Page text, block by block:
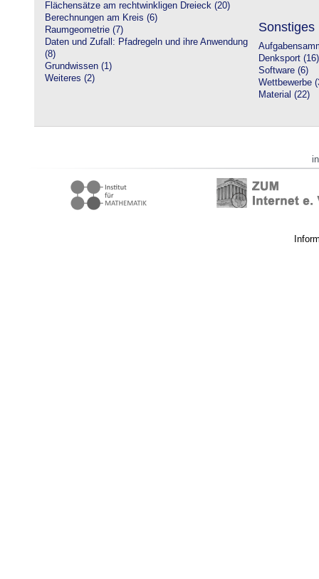
Flächensätze am rechtwinkligen Dreieck (20)
Berechnungen am Kreis (6)
Raumgeometrie (7)
Daten und Zufall: Pfadregeln und ihre Anwendung
(8)
Grundwissen (1)
Weiteres (2)
Sonstiges
Denksport (16)
Software (6)
Wettbewerbe
Material (22)